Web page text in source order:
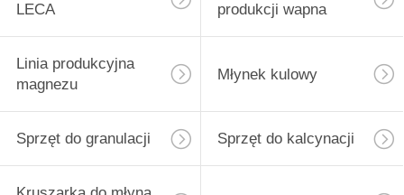
LECA
produkcji wapna
Linia produkcyjna
magnezu
Młynek kulowy
Sprzęt do granulacji Sprzęt do kalcynacji